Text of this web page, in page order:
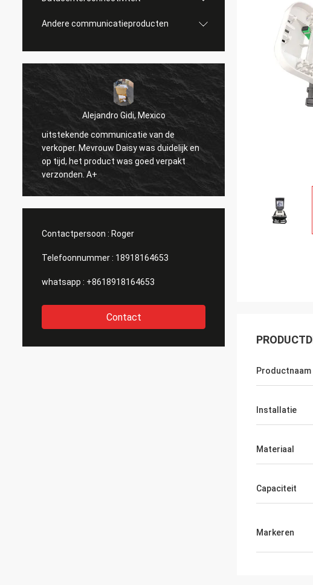
Andere communicatieproducten
Alejandro Gidi, Mexico
communicatie van de
Daisy was duidelijk en
product was goed verpakt
Sergey Shapotkin, Russische
alles in orde
Contactpersoon : Roger
Telefoonnummer : 18918164653
whatsapp : +8618918164653
Contact
Productnaam
Installatie
Materiaal
Capaciteit
Markeren